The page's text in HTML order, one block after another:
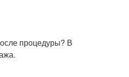
процедуры? В